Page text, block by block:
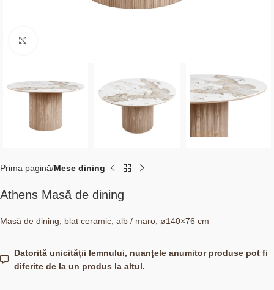
Prima pagină Mese dining
Athens Masă de dining
Masă de dining, blat ceramic, alb / maro, ø140×76 cm
Datorită unicității lemnului, nuanțele anumitor produse pot fi
diferite de la un produs la altul.